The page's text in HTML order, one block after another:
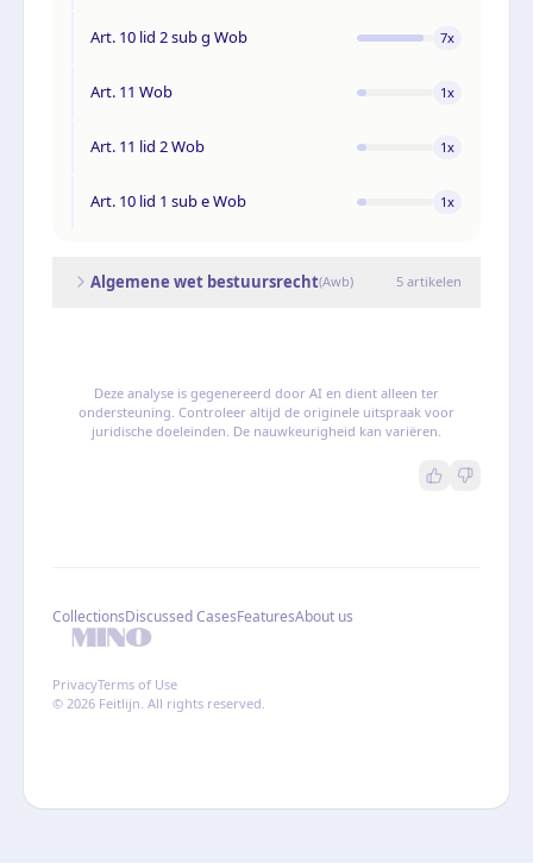
Art. 10 lid 2 sub g Wob 7x
Art. 11 Wob 1x
Art. 11 lid 2 Wob 1x
Art. 10 lid 1 sub e Wob 1x
Algemene wet bestuursrecht(Awb) 5 artikelen
Deze analyse is gegenereerd door AI en dient alleen ter
ondersteuning. Controleer altijd de originele uitspraak voor
juridische doeleinden. De nauwkeurigheid kan variëren.
CollectionsDiscussed CasesFeaturesAbout us
PrivacyTerms of Use
© 2026 Feitlijn. All rights reserved.